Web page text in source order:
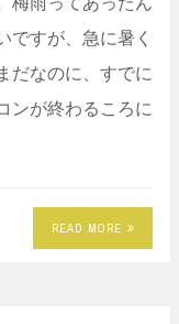
ですが、急に暑く
だなのに、すでに
ンが終わるころに
READ MORE